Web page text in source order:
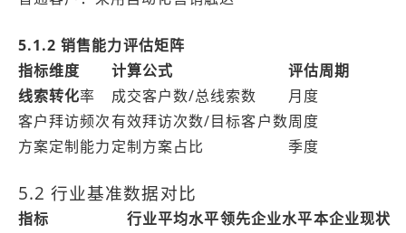
5.1.2 销售能力评估矩阵
指标维度
计算公式
评估周期
线索转化率 成交客户数/总线索数
月度
客户拜访频次有效拜访次数/目标客户数周度
方案定制能力定制方案占比 季度
5.2 行业基准数据对比
指标 行业平均水平领先企业水平本企业现状